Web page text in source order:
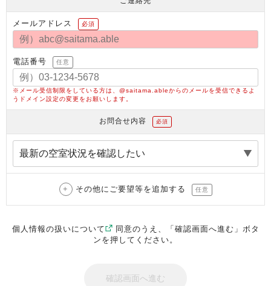
メールアドレス 必須
電話番号 任意
※メール受信制限をしている方は、@saitama.ableからのメールを受信できるよ
うドメイン設定の変更をお願いします。
お問合せ内容 必須
その他にご要望等を追加する 任意
個人情報の扱いについて
同意のうえ、「確認画面へ進む」ボタ
ンを押してください。